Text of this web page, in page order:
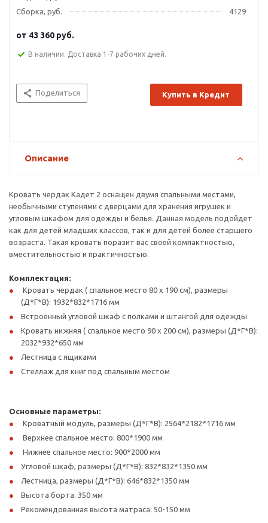
Сборка, руб.
4129
от 43 360 руб.
В наличии. Доставка 1-7 рабочих дней.
Поделиться Купить в Кредит
Описание
Кровать чердак Кадет 2 оснащен двумя спальными местами,
необычными ступенями с дверцами для хранения игрушек и
угловым шкафом для одежды и белья. Данная модель подойдет
как для детей младших классов, так и для детей более старшего
возраста. Такая кровать поразит вас своей компактностью,
вместительностью и практичностью.
Комплектация:
Кровать чердак ( спальное место 80 х 190 см), размеры
(Д*Г*В): 1932*832*1716 мм
Встроенный угловой шкаф с полками и штангой для одежды
Кровать нижняя ( спальное место 90 х 200 см), размеры (Д*Г*В):
2032*932*650 мм
Лестница с ящиками
Стеллаж для книг под спальным местом
Основные параметры:
Кроватный модуль, размеры (Д*Г*В): 2564*2182*1716 мм
Верхнее спальное место: 800*1900 мм
Нижнее спальное место: 900*2000 мм
Угловой шкаф, размеры (Д*Г*В): 832*832*1350 мм
Лестница, размеры (Д*Г*В): 646*832*1350 мм
Высота борта: 350 мм
Рекомендованная высота матраса: 50-150 мм